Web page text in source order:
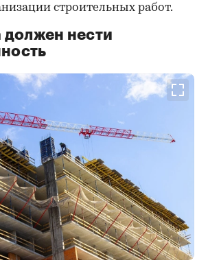
строительных работ.
должен нести